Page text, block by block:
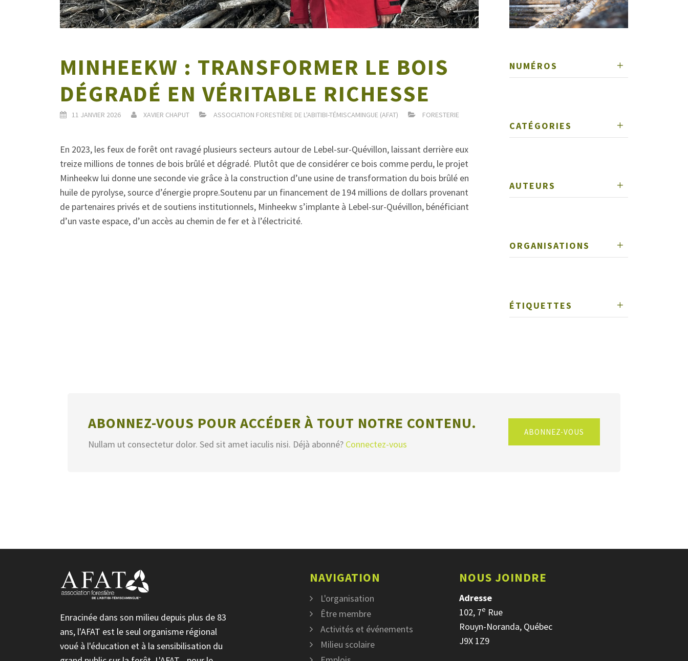
MINHEEKW : TRANSFORMER LE BOIS
DÉGRADÉ EN VÉRITABLE RICHESSE
11 JANVIER 2026 XAVIER CHAPUT ASSOCIATION FORESTIÈRE DE L'ABITIBI-TÉMISCAMINGUE (AFAT) FORESTERIE
En 2023, les feux de forêt ont ravagé plusieurs secteurs autour de Lebel-sur-Quévillon, laissant derrière eux
treize millions de tonnes de bois brûlé et dégradé. Plutôt que de considérer ce bois comme perdu, le projet
Minheekw lui donne une seconde vie grâce à la construction d’une usine de transformation du bois brûlé en
huile de pyrolyse, source d’énergie propre.Soutenu par un financement de 194 millions de dollars provenant
de partenaires privés et de soutiens institutionnels, Minheekw s’implante à Lebel-sur-Quévillon, bénéficiant
d’un vaste espace, d’un accès au chemin de fer et à l’électricité.
NUMÉROS
CATÉGORIES
AUTEURS
ORGANISATIONS
ÉTIQUETTES
ABONNEZ-VOUS POUR ACCÉDER À TOUT NOTRE CONTENU.
Nullam ut consectetur dolor. Sed sit amet iaculis nisi. Déjà abonné? Connectez-vous
ABONNEZ-VOUS
Enracinée dans son milieu depuis plus de 83
ans, l'AFAT est le seul organisme régional
voué à l'éducation et à la sensibilisation du
NAVIGATION
L'organisation
Être membre
Activités et événements
Milieu scolaire
NOUS JOINDRE
Adresse
102, 7e Rue
Rouyn-Noranda, Québec
J9X 1Z9